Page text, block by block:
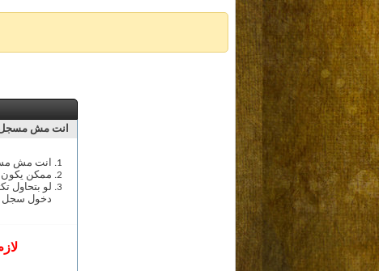
انت مش مسجل
انت مش
ممكن
لو بتحاول
دخول سجل